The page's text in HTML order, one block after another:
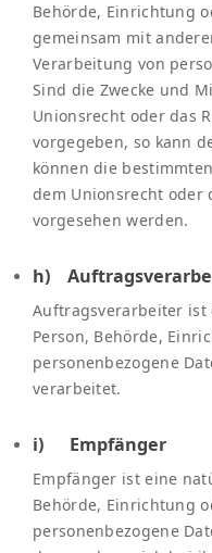
Behörde, Einrichtung
gemeinsam mit
Verarbeitung von
Sind die Zwecke und
Unionsrecht oder das
vorgegeben, so kann
können die
dem Unionsrecht oder
vorgesehen werden.
h)
Auftragsverarbeiter
Person, Behörde,
personenbezogene
verarbeitet.
i) Empfänger
Empfänger ist eine
Behörde, Einrichtung
personenbezogene